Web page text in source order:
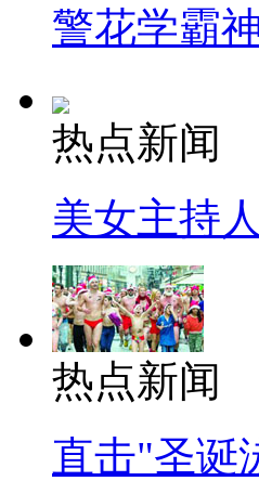
警花学霸
热点新闻
美女主持
热点新闻
直击"圣诞